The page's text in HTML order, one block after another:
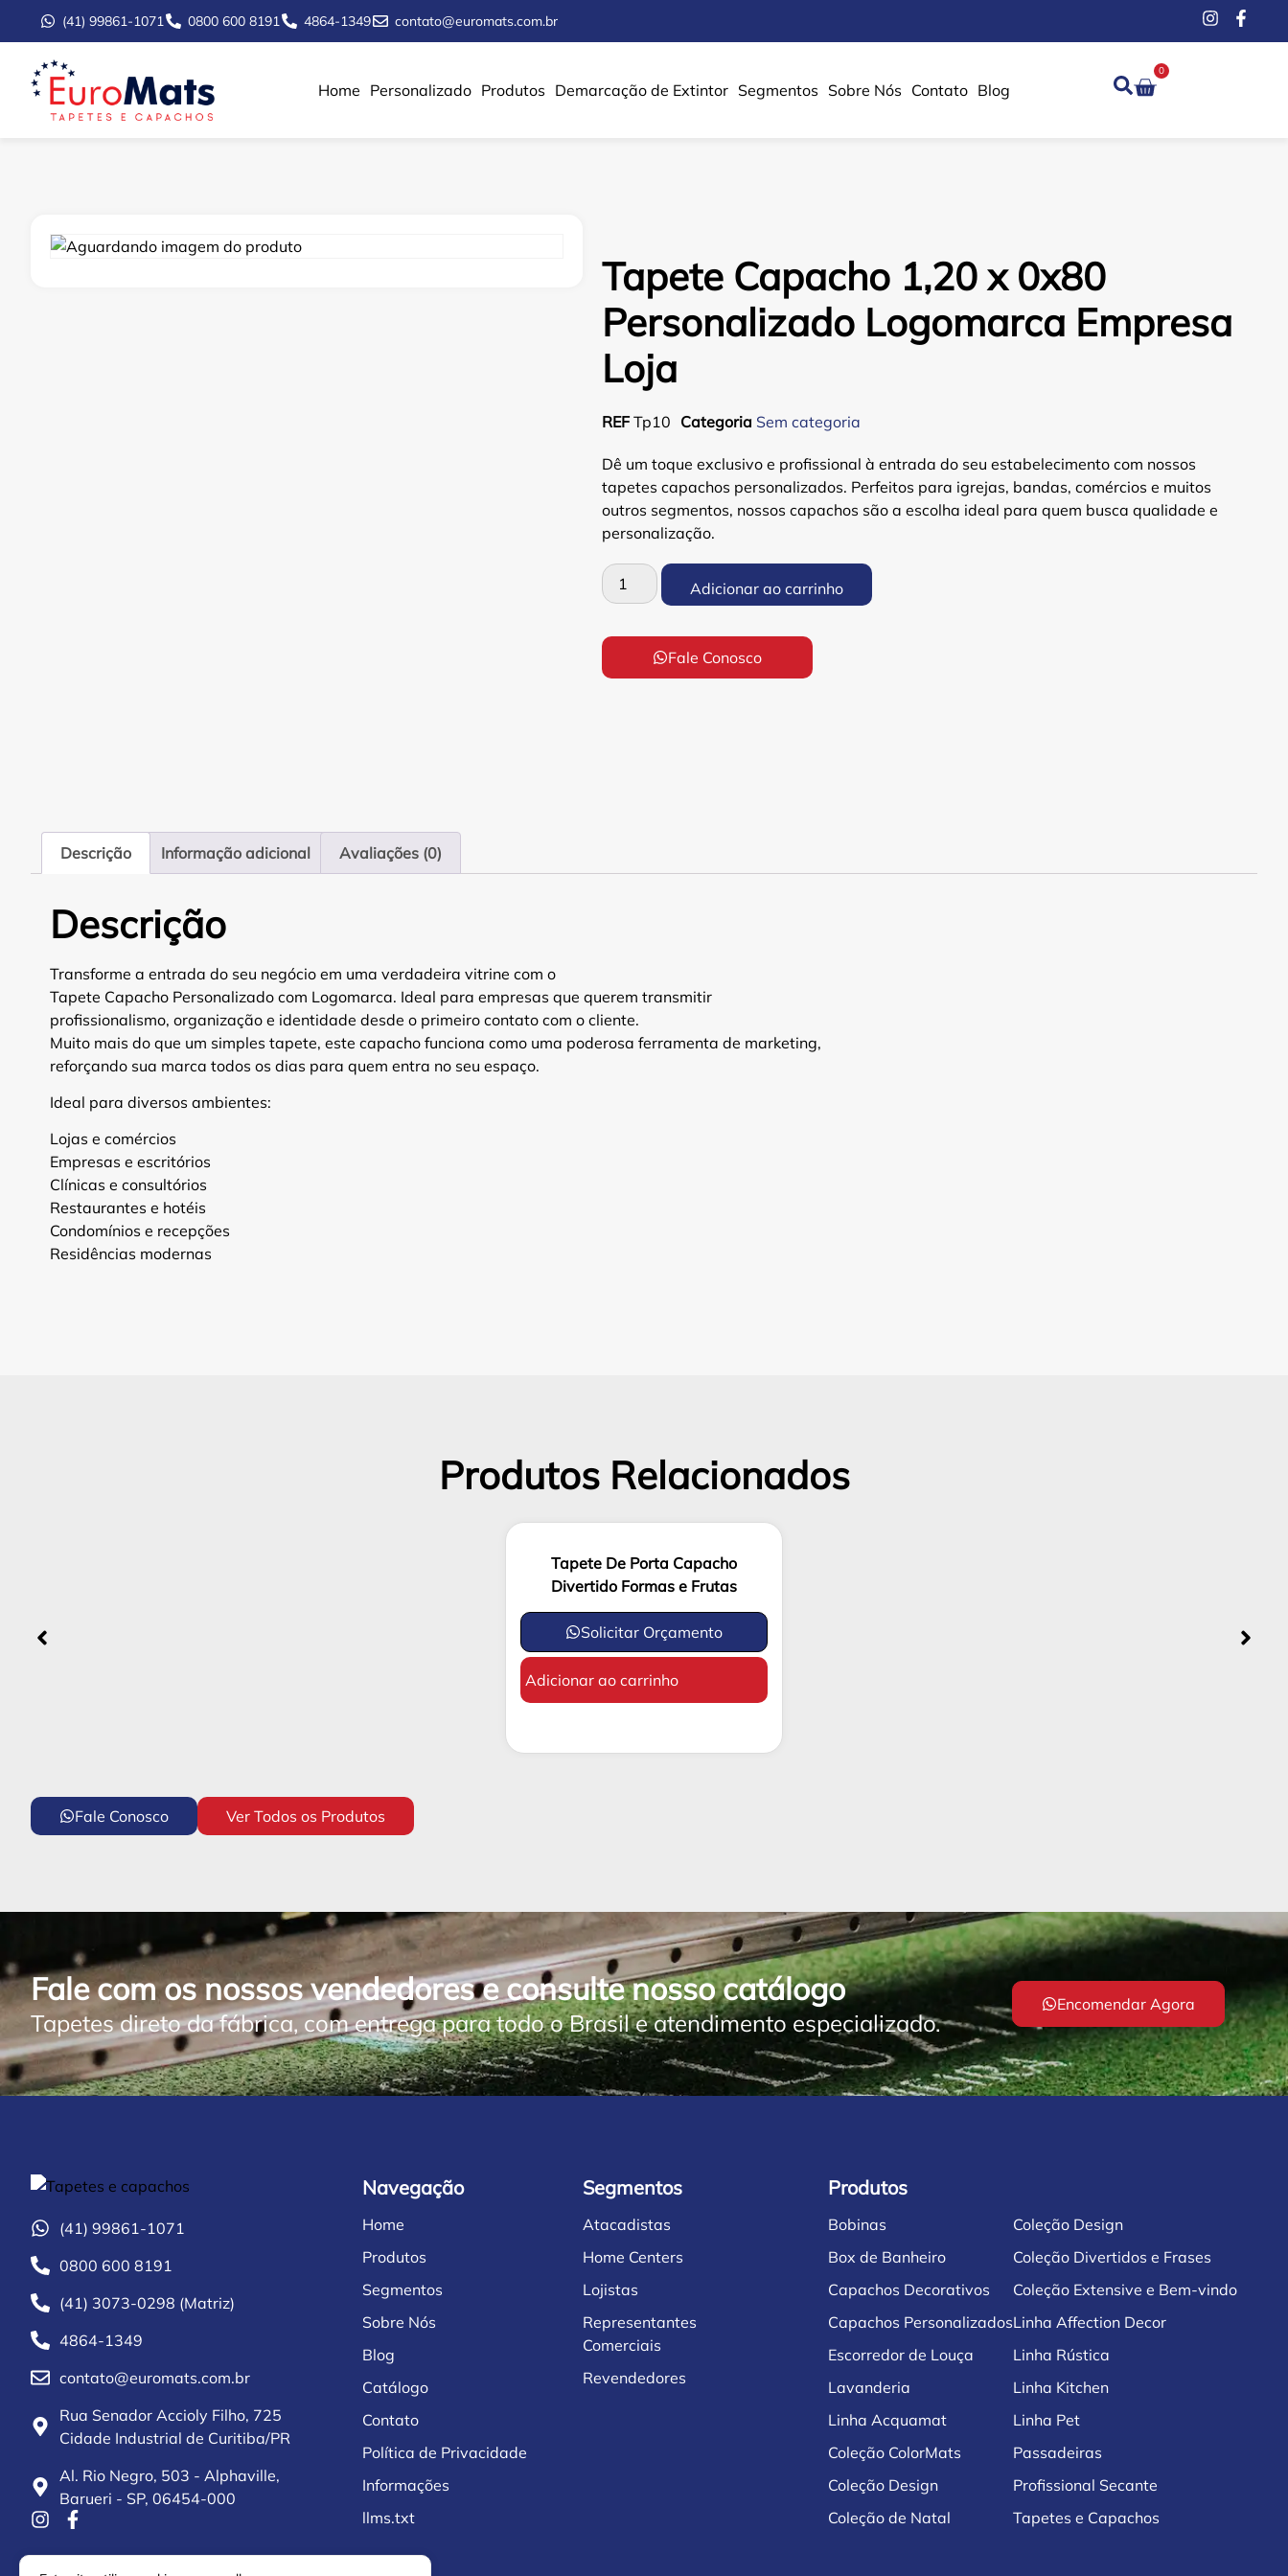
(41) 99861-1071 0800 600 8191 4864-1349 contato@euromats.com.br
Home Personalizado Produtos Demarcação de Extintor Segmentos Sobre Nós Contato Blog
0
Tapete Capacho 1,20 x 0x80
Personalizado Logomarca Empresa
Loja
REFTp10 Categoria Sem categoria
Dê um toque exclusivo e profissional à entrada do seu estabelecimento com nossos
tapetes capachos personalizados. Perfeitos para igrejas, bandas, comércios e muitos
outros segmentos, nossos capachos são a escolha ideal para quem busca qualidade e
personalização.
Adicionar ao carrinho
Fale Conosco
Descrição Informação adicional Avaliações (0)
Descrição
Transforme a entrada do seu negócio em uma verdadeira vitrine com o
Tapete Capacho Personalizado com Logomarca. Ideal para empresas que querem transmitir
profissionalismo, organização e identidade desde o primeiro contato com o cliente.
Muito mais do que um simples tapete, este capacho funciona como uma poderosa ferramenta de marketing,
reforçando sua marca todos os dias para quem entra no seu espaço.
Ideal para diversos ambientes:
Lojas e comércios
Empresas e escritórios
Clínicas e consultórios
Restaurantes e hotéis
Condomínios e recepções
Residências modernas
Produtos Relacionados
Tapete De Porta Capacho
Divertido Formas e Frutas
Solicitar Orçamento
Adicionar ao carrinho
Fale Conosco Ver Todos os Produtos
Fale com os nossos vendedores e consulte nosso catálogo
Tapetes direto da fábrica, com entrega para todo o Brasil e atendimento especializado.
Encomendar Agora
(41) 99861-1071
0800 600 8191
(41) 3073-0298 (Matriz)
4864-1349
contato@euromats.com.br
Rua Senador Accioly Filho, 725
Cidade Industrial de Curitiba/PR
Al. Rio Negro, 503 - Alphaville,
Barueri - SP, 06454-000
Navegação
Home
Produtos
Segmentos
Sobre Nós
Blog
Catálogo
Contato
Política de Privacidade
Informações
llms.txt
Segmentos
Atacadistas
Home Centers
Lojistas
Representantes
Comerciais
Revendedores
Produtos
Bobinas
Box de Banheiro
Capachos Decorativos
Capachos Personalizados
Escorredor de Louça
Lavanderia
Linha Acquamat
Coleção ColorMats
Coleção Design
Coleção de Natal
Coleção Design
Coleção Divertidos e Frases
Coleção Extensive e Bem-vindo
Linha Affection Decor
Linha Rústica
Linha Kitchen
Linha Pet
Passadeiras
Profissional Secante
Tapetes e Capachos